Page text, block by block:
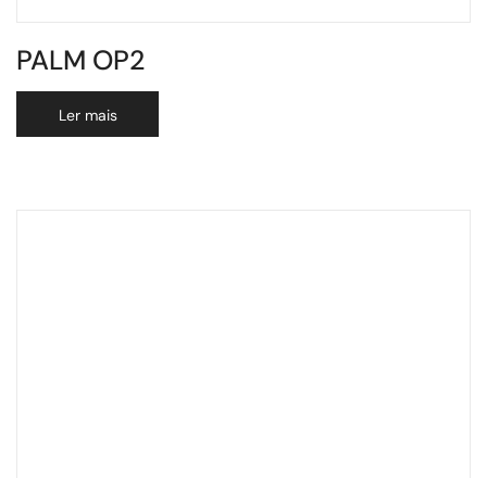
PALM OP2
Ler mais